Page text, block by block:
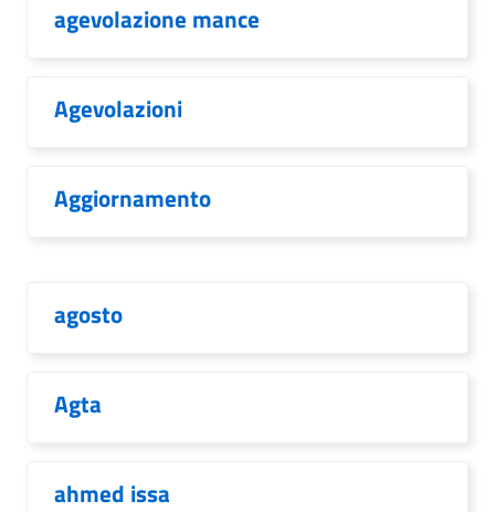
agevolazione mance
Agevolazioni
Aggiornamento
agosto
Agta
ahmed issa